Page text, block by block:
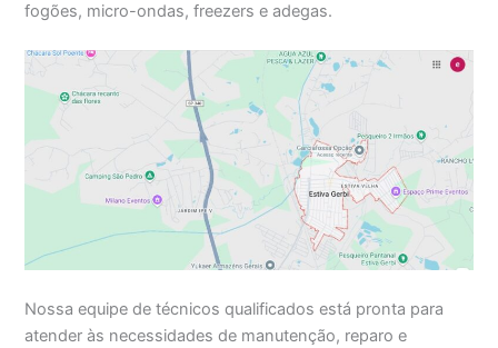
fogões, micro-ondas, freezers e adegas.
Nossa equipe de técnicos qualificados está pronta para
atender às necessidades de manutenção, reparo e